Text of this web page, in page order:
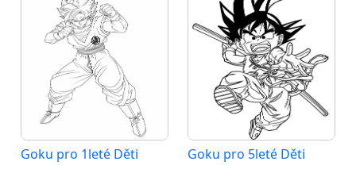
Goku pro 1leté Děti Goku pro 5leté Děti